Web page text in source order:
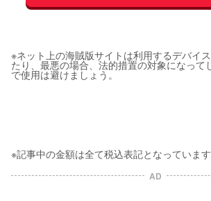
※ネット上の海賊版サイトは利用するデバイ
たり、最悪の場合、法的措置の対象になって
で使用は避けましょう。
※記事中の金額は全て税込表記となっています
AD